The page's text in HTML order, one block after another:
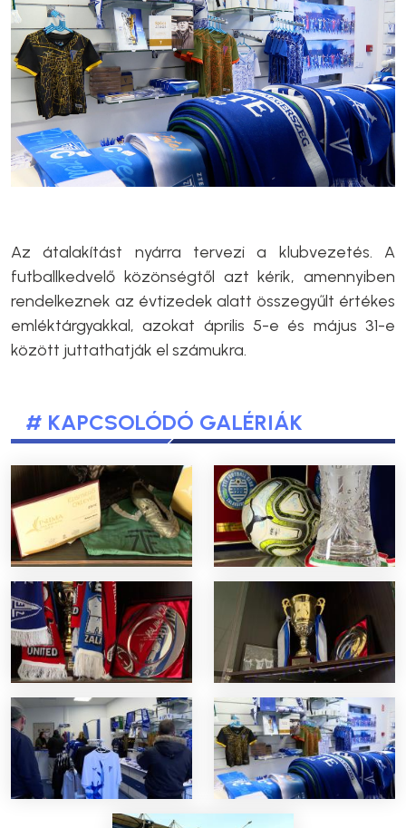
Az átalakítást nyárra tervezi a klubvezetés. A
futballkedvelő közönségtől azt kérik, amennyiben
rendelkeznek az évtizedek alatt összegyűlt értékes
emléktárgyakkal, azokat április 5-e és május 31-e
között juttathatják el számukra.
# KAPCSOLÓDÓ GALÉRIÁK